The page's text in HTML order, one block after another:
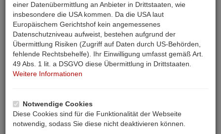
einer Datenübermittlung an Anbieter in Drittstaaten, wie
insbesondere die USA kommen. Da die USA laut
Europäischem Gerichtshof kein angemessenes
Datenschutzniveau aufweist, bestehen aufgrund der
Übermittlung Risiken (Zugriff auf Daten durch US-Behörden,
fehlende Rechtsbehelfe). Ihr Einwilligung umfasst gemäß Art.
49 Abs. 1 lit. a DSGVO diese Übermittlung in Drittstaaten.
Weitere Informationen
Notwendige Cookies
Diese Cookies sind für die Funktionalität der Webseite
notwendig, sodass Sie diese nicht deaktivieren können.
SUCHE
Urlaub mit der Familie auf einem
kinderfreundlichen Bauernhof in
Kärnten
Urlaub auf dem Land inmitten von Feldern, Wiesen und Tieren.
Was gibt es schöneres für Kinder. Mit den Tieren spielen,
streicheln und auch mal die Pflege der Tiere kennenlernen. Das